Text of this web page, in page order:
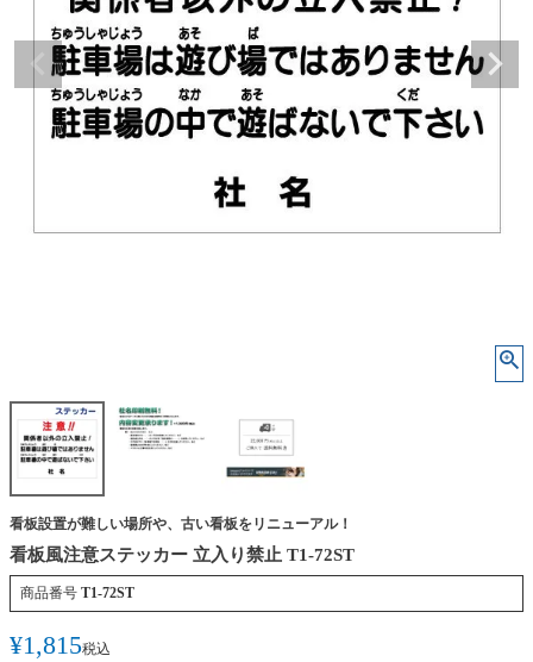
看板設置が難しい場所や、古い看板をリニューアル！
看板風注意ステッカー 立入り禁止 T1-72ST
商品番号 T1-72ST
¥1,815税込